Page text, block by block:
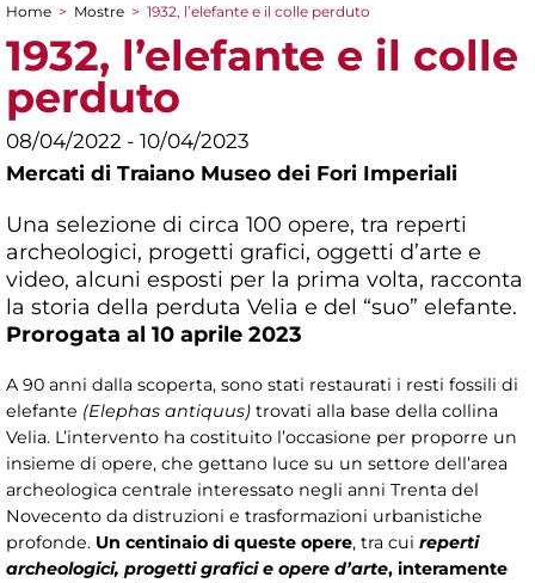
Tu sei qui
Home > Mostre > 1932, l’elefante e il colle perduto
1932, l’elefante e il colle
perduto
08/04/2022 - 10/04/2023
Mercati di Traiano Museo dei Fori Imperiali
Una selezione di circa 100 opere, tra reperti
archeologici, progetti grafici, oggetti d’arte e
video, alcuni esposti per la prima volta, racconta
la storia della perduta Velia e del “suo” elefante.
Prorogata al 10 aprile 2023
A 90 anni dalla scoperta, sono stati restaurati i resti fossili di
elefante (Elephas antiquus) trovati alla base della collina
Velia. L’intervento ha costituito l’occasione per proporre un
insieme di opere, che gettano luce su un settore dell’area
archeologica centrale interessato negli anni Trenta del
Novecento da distruzioni e trasformazioni urbanistiche
profonde. Un centinaio di queste opere, tra cui reperti
archeologici, progetti grafici e opere d’arte, interamente